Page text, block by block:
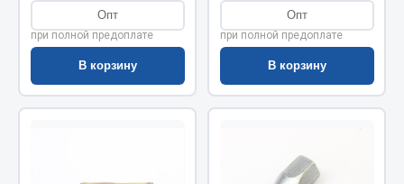
Весь раздел
Автомобильная электрика
Опт
при полной предоплате
В корзину
Опт
при полной предоплате
В корзину